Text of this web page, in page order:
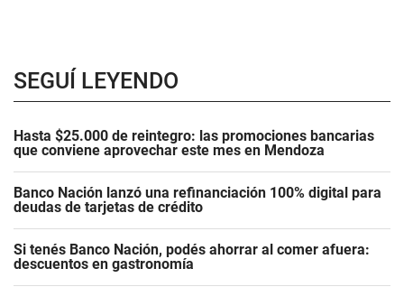
SEGUÍ LEYENDO
Hasta $25.000 de reintegro: las promociones bancarias
que conviene aprovechar este mes en Mendoza
Banco Nación lanzó una refinanciación 100% digital para
deudas de tarjetas de crédito
Si tenés Banco Nación, podés ahorrar al comer afuera:
descuentos en gastronomía